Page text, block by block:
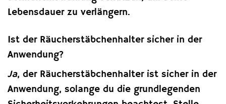
Lebensdauer zu verlängern.
Ist der Räucherstäbchenhalter sicher in der
Anwendung?
Ja, der Räucherstäbchenhalter ist sicher in der
Anwendung, solange du die grundlegenden